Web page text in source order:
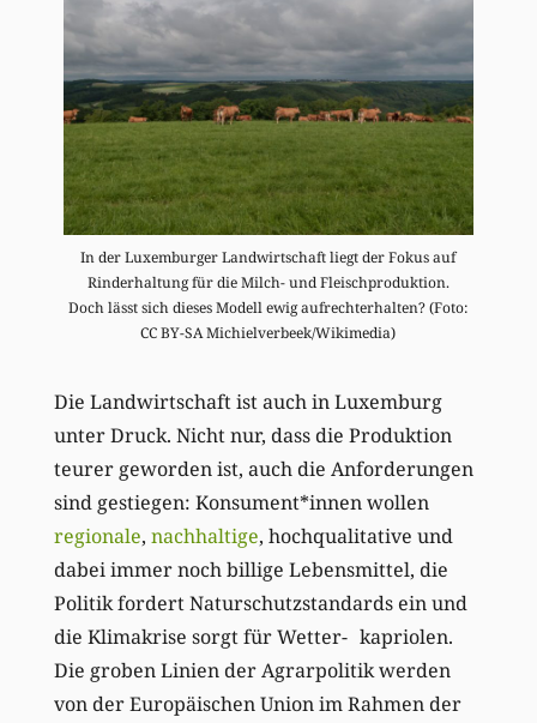
In der Luxemburger Landwirtschaft liegt der Fokus auf
Rinderhaltung für die Milch- und Fleischproduktion.
Doch lässt sich dieses Modell ewig aufrechterhalten? (Foto:
CC BY-SA Michielverbeek/Wikimedia)
Die Landwirtschaft ist auch in Luxemburg
unter Druck. Nicht nur, dass die Produktion
teurer geworden ist, auch die Anforderungen
sind gestiegen: Konsument*innen wollen
regionale, nachhaltige, hochqualitative und
dabei immer noch billige Lebensmittel, die
Politik fordert Naturschutzstandards ein und
die Klimakrise sorgt für Wetter- kapriolen.
Die groben Linien der Agrarpolitik werden
von der Europäischen Union im Rahmen der